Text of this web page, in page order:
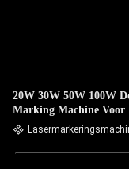
20W 30W 50W 100W
Marking Machine